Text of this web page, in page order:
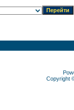
Copyright